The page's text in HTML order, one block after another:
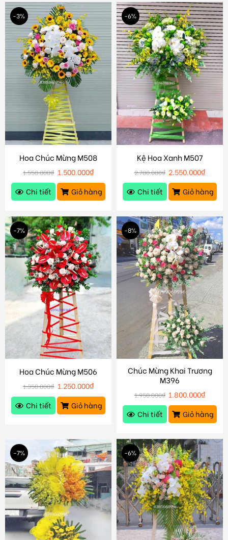
-3%
Hoa Chúc Mừng M508
1.550.000₫ 1.500.000₫
Chi tiết
Giỏ hàng
-6%
Kệ Hoa Xanh M507
2.700.000₫ 2.550.000₫
Chi tiết
Giỏ hàng
-7%
Hoa Chúc Mừng M506
1.350.000₫ 1.250.000₫
Chi tiết
Giỏ hàng
-8%
Chúc Mừng Khai Trương
M396
1.950.000₫ 1.800.000₫
Chi tiết
Giỏ hàng
-7% -6%